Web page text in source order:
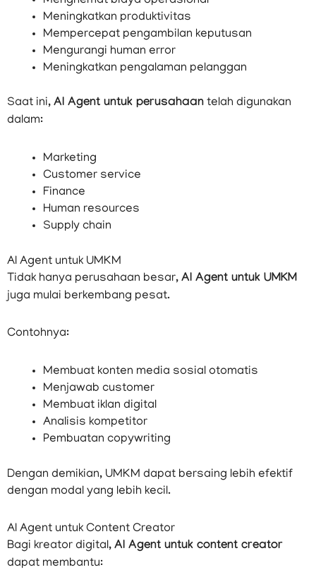
Meningkatkan produktivitas
Mempercepat pengambilan keputusan
Mengurangi human error
Meningkatkan pengalaman pelanggan
Saat ini, AI Agent untuk perusahaan telah digunakan
dalam:
Marketing
Customer service
Finance
Human resources
Supply chain
AI Agent untuk UMKM
Tidak hanya perusahaan besar, AI Agent untuk UMKM
juga mulai berkembang pesat.
Contohnya:
Membuat konten media sosial otomatis
Menjawab customer
Membuat iklan digital
Analisis kompetitor
Pembuatan copywriting
Dengan demikian, UMKM dapat bersaing lebih efektif
dengan modal yang lebih kecil.
AI Agent untuk Content Creator
Bagi kreator digital, AI Agent untuk content creator
dapat membantu: